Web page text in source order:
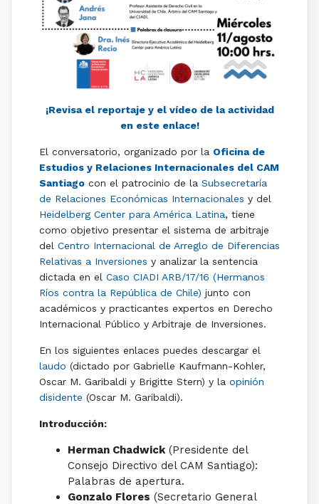
¡Revisa el reportaje y el vídeo de la actividad
en este enlace!
El conversatorio, organizado por la Oficina de
Estudios y Relaciones Internacionales del CAM
Santiagocon el patrocinio de la Subsecretaría
de Relaciones Económicas Internacionales y del
Heidelberg Center para América Latina, tiene
como objetivo presentar el sistema de arbitraje
del Centro Internacional de Arreglo de Diferencias
Relativas a Inversiones y analizar la sentencia
dictada en el Caso CIADI ARB/17/16 (Hermanos
Ríos contra la República de Chile) junto con
académicos y practicantes expertos en Derecho
Internacional Público y Arbitraje de Inversiones.
En los siguientes enlaces puedes descargar el
laudo (dictado por Gabrielle Kaufmann-Kohler,
Oscar M. Garibaldi y Brigitte Stern) y la opinión
disidente (Oscar M. Garibaldi).
Introducción:
Herman Chadwick(Presidente del
Consejo Directivo del CAM Santiago):
Palabras de apertura.
Gonzalo Flores (Secretario General